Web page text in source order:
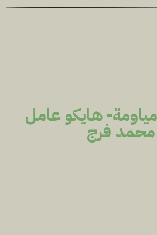
هايكو عامل
محمد فرج